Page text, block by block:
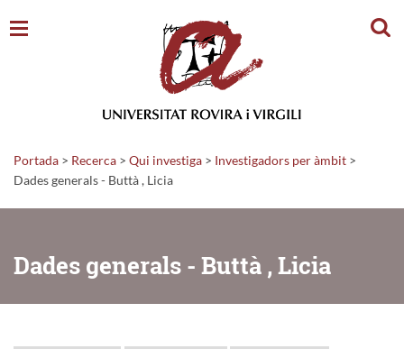
Portada > Recerca > Qui investiga > Investigadors per àmbit >
Dades generals - Buttà , Licia
Dades generals - Buttà , Licia